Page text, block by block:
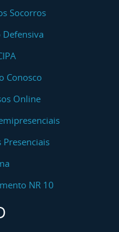
Socorros
Defensiva
Conosco
Online
NR 10